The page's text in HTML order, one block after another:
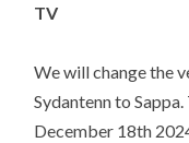
TV
We will change the
Sydantenn to
December 18th